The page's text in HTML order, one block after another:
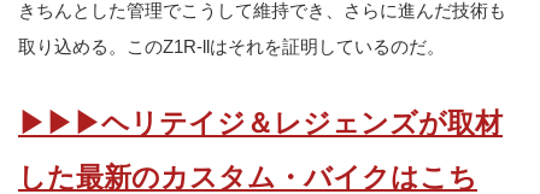
きちんとした管理でこうして維持でき、さらに進んだ技術も
取り込める。このZ1R-llはそれを証明しているのだ。
▶▶▶ヘリテイジ＆レジェンズが取材
した最新のカスタム・バイクはこち